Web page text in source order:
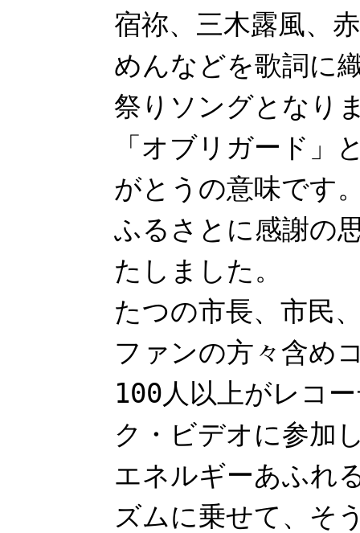
宿祢、三木露風、
めんなどを歌詞に
祭りソングとなり
「オブリガード」
がとうの意味です
ふるさとに感謝の
たしました。
たつの市長、市民
ファンの方々含め
100人以上がレコ
ク・ビデオに参加
エネルギーあふれ
ズムに乗せて、そ